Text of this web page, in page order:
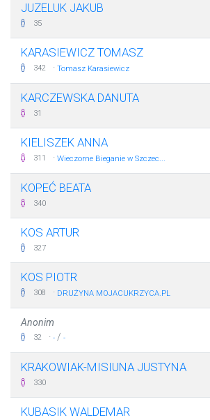
JUZELUK JAKUB
35
KARASIEWICZ TOMASZ
342 · Tomasz Karasiewicz
KARCZEWSKA DANUTA
31
KIELISZEK ANNA
311 · Wieczorne Bieganie w Szczec...
KOPEĆ BEATA
340
KOS ARTUR
327
KOS PIOTR
308 · DRUŻYNA MOJACUKRZYCA.PL
Anonim
32 · - / -
KRAKOWIAK-MISIUNA JUSTYNA
330
KUBASIK WALDEMAR